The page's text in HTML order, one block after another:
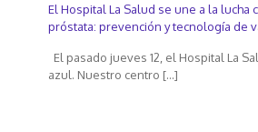
El Hospital La Salud se une a la lucha
próstata: prevención y tecnología de
El pasado jueves 12, el Hospital La
azul. Nuestro centro […]